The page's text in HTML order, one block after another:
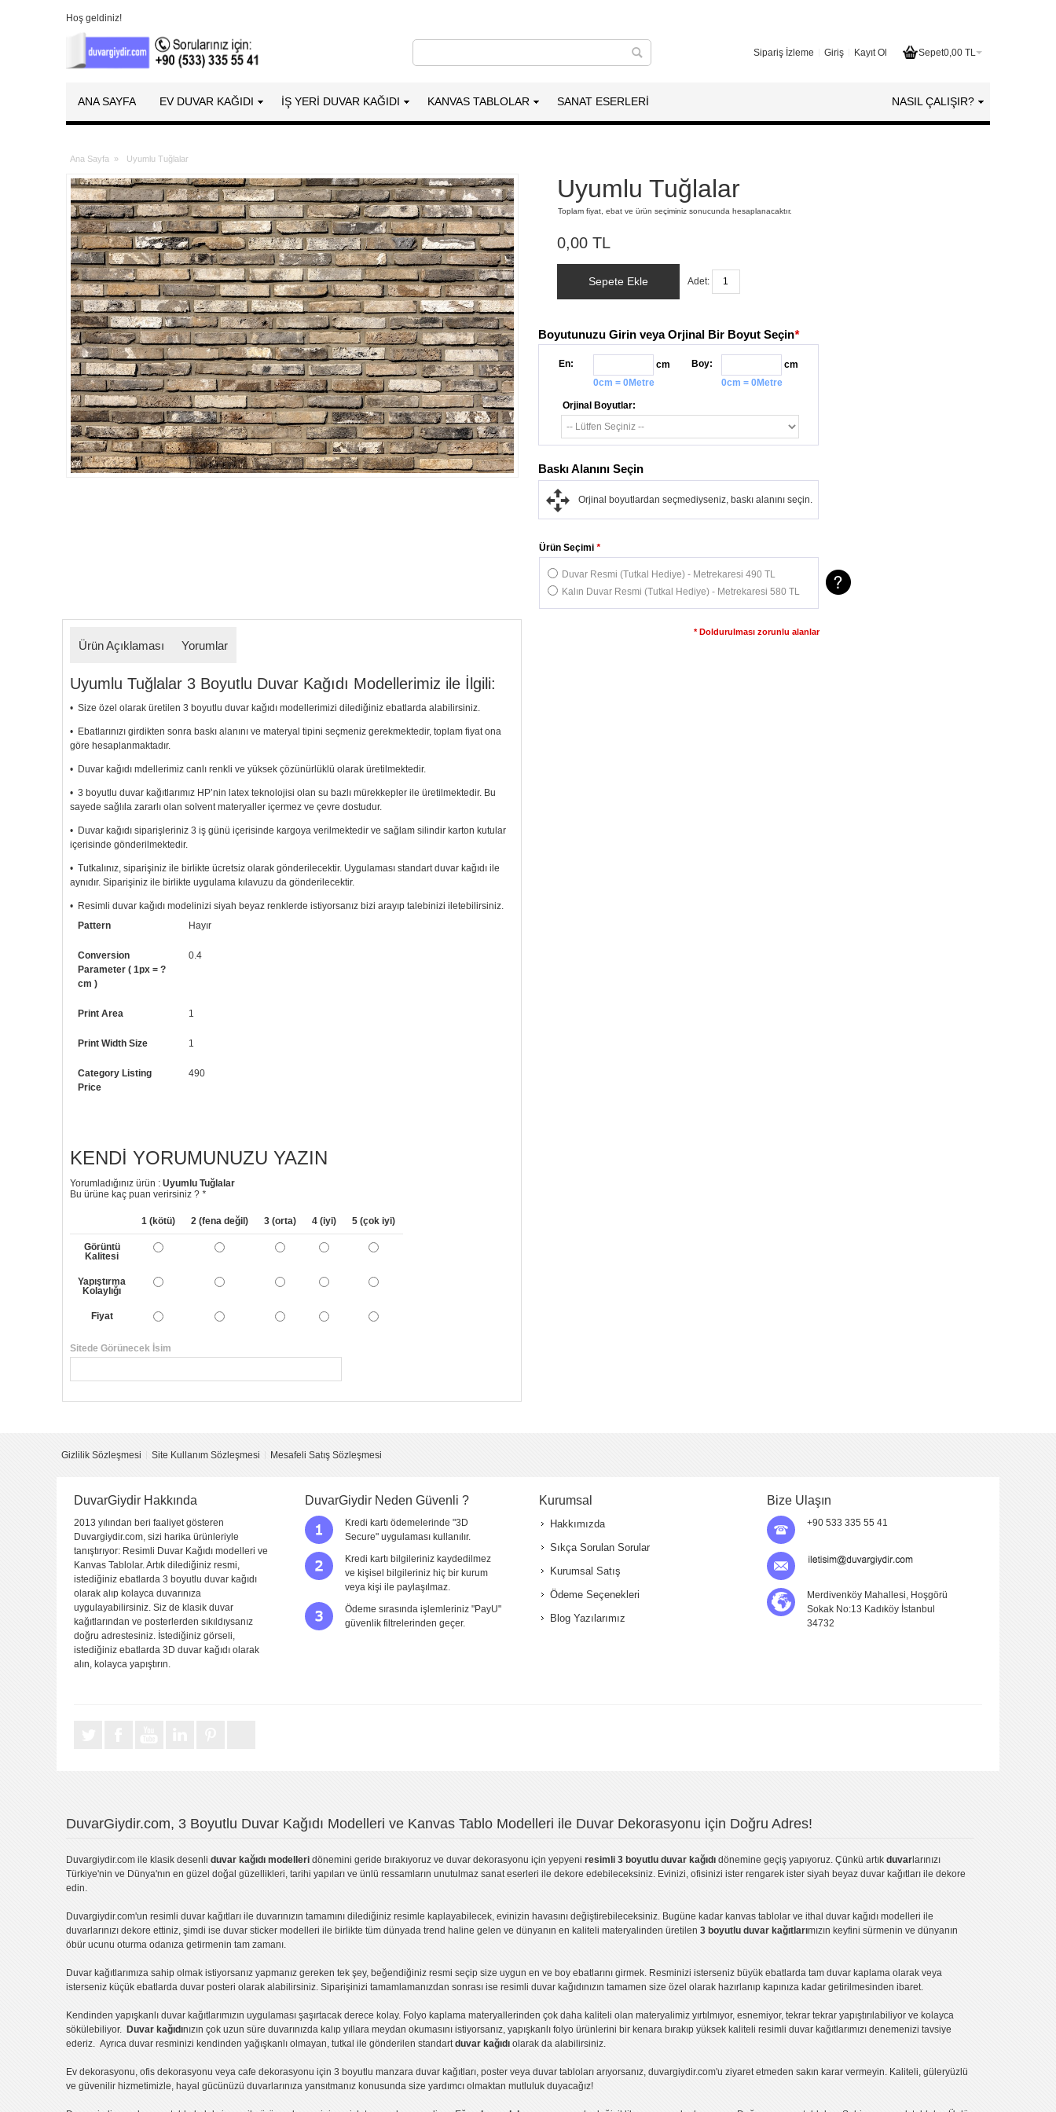
Hoş geldiniz!
Sepet0,00 TL
Sipariş İzleme Giriş Kayıt Ol
ANA SAYFA EV DUVAR KAĞIDI İŞ YERİ DUVAR KAĞIDI KANVAS TABLOLAR SANAT ESERLERI NASIL ÇALIŞIR?
Ana Sayfa » Uyumlu Tuğlalar
Uyumlu Tuğlalar
Toplam fiyat, ebat ve ürün seçiminiz sonucunda hesaplanacaktır.
0,00 TL
Sepete Ekle Adet:
Boyutunuzu Girin veya Orjinal Bir Boyut Seçin*
En:
cm
0cm = 0Metre
Boy:
cm
0cm = 0Metre
Orjinal Boyutlar:
*
Ürün Seçimi
Duvar Resmi (Tutkal Hediye) - Metrekaresi 490 TL
Kalın Duvar Resmi (Tutkal Hediye) - Metrekaresi 580 TL
* Doldurulması zorunlu alanlar
Baskı Alanını Seçin
Orjinal boyutlardan seçmediyseniz, baskı alanını seçin.
Ürün Açıklaması Yorumlar
Uyumlu Tuğlalar 3 Boyutlu Duvar Kağıdı Modellerimiz ile İlgili:
• Size özel olarak üretilen 3 boyutlu duvar kağıdı modellerimizi dilediğiniz ebatlarda alabilirsiniz.
• Ebatlarınızı girdikten sonra baskı alanını ve materyal tipini seçmeniz gerekmektedir, toplam fiyat ona
göre hesaplanmaktadır.
• Duvar kağıdı mdellerimiz canlı renkli ve yüksek çözünürlüklü olarak üretilmektedir.
• 3 boyutlu duvar kağıtlarımız HP’nin latex teknolojisi olan su bazlı mürekkepler ile üretilmektedir. Bu
sayede sağlıla zararlı olan solvent materyaller içermez ve çevre dostudur.
• Duvar kağıdı siparişleriniz 3 iş günü içerisinde kargoya verilmektedir ve sağlam silindir karton kutular
içerisinde gönderilmektedir.
• Tutkalınız, siparişiniz ile birlikte ücretsiz olarak gönderilecektir. Uygulaması standart duvar kağıdı ile
aynıdır. Siparişiniz ile birlikte uygulama kılavuzu da gönderilecektir.
• Resimli duvar kağıdı modelinizi siyah beyaz renklerde istiyorsanız bizi arayıp talebinizi iletebilirsiniz.
• Görselde düzenleme yaptırmak istiyorsanız yine bize telefon numaramızdan ulaşabilirsiniz.
Pattern Hayır
Conversion
Parameter ( 1px = ?
cm )
0.4
Print Area 1
Print Width Size 1
Category Listing
Price
490
KENDI YORUMUNUZU YAZIN
Yorumladığınız ürün :Uyumlu Tuğlalar
Bu ürüne kaç puan verirsiniz ?*
1 (kötü) 2 (fena değil) 3 (orta) 4 (iyi) 5 (çok iyi)
Görüntü
Kalitesi
Yapıştırma
Kolaylığı
Fiyat
Sitede Görünecek İsim
Yorumu Gönder
Gizlilik Sözleşmesi Site Kullanım Sözleşmesi Mesafeli Satış Sözleşmesi
DuvarGiydir Hakkında
2013 yılından beri faaliyet gösteren
Duvargiydir.com, sizi harika ürünleriyle
tanıştırıyor: Resimli Duvar Kağıdı modelleri ve
Kanvas Tablolar. Artık dilediğiniz resmi,
istediğiniz ebatlarda 3 boyutlu duvar kağıdı
olarak alıp kolayca duvarınıza
uygulayabilirsiniz. Siz de klasik duvar
kağıtlarından ve posterlerden sıkıldıysanız
doğru adrestesiniz. İstediğiniz görseli,
istediğiniz ebatlarda 3D duvar kağıdı olarak
alın, kolayca yapıştırın.
DuvarGiydir Neden Güvenli ?
Kredi kartı ödemelerinde "3D
Secure" uygulaması kullanılır.
Kredi kartı bilgileriniz kaydedilmez
ve kişisel bilgileriniz hiç bir kurum
veya kişi ile paylaşılmaz.
Ödeme sırasında işlemleriniz "PayU"
güvenlik filtrelerinden geçer.
Kurumsal
Hakkımızda
Sıkça Sorulan Sorular
Kurumsal Satış
Ödeme Seçenekleri
Blog Yazılarımız
Bize Ulaşın
+90 533 335 55 41
Merdivenköy Mahallesi, Hoşgörü
Sokak No:13 Kadıköy İstanbul
34732
DuvarGiydir.com, 3 Boyutlu Duvar Kağıdı Modelleri ve Kanvas Tablo Modelleri ile Duvar Dekorasyonu için Doğru Adres!
Duvargiydir.com ile klasik desenli duvar kağıdı modelleri dönemini geride bırakıyoruz ve duvar dekorasyonu için yepyeni resimli 3 boyutlu duvar kağıdı dönemine geçiş yapıyoruz. Çünkü artık duvar larınızı
Türkiye'nin ve Dünya'nın en güzel doğal güzellikleri, tarihi yapıları ve ünlü ressamların unutulmaz sanat eserleri ile dekore edebileceksiniz. Evinizi, ofisinizi ister rengarek ister siyah beyaz duvar kağıtları ile dekore
edin.
Duvargiydir.com'un resimli duvar kağıtları ile duvarınızın tamamını dilediğiniz resimle kaplayabilecek, evinizin havasını değiştirebileceksiniz. Bugüne kadar kanvas tablo lar ve ithal duvar kağıdı modelleri ile
duvarlarınızı dekore ettiniz, şimdi ise duvar sticker modelleri ile birlikte tüm dünyada trend haline gelen ve dünyanın en kaliteli materyalinden üretilen 3 boyutlu duvar kağıtlarımızın keyfini sürmenin ve dünyanın
öbür ucunu oturma odanıza getirmenin tam zamanı.
Duvar kağıtlarımıza sahip olmak istiyorsanız yapmanız gereken tek şey, beğendiğiniz resmi seçip size uygun en ve boy ebatlarını girmek. Resminizi isterseniz büyük ebatlarda tam duvar kaplama olarak veya
isterseniz küçük ebatlarda duvar posteri olarak alabilirsiniz. Siparişinizi tamamlamanızdan sonrası ise resimli duvar kağıdınızın tamamen size özel olarak hazırlanıp kapınıza kadar getirilmesinden ibaret.
Kendinden yapışkanlı duvar kağıtlarımızın uygulaması şaşırtacak derece kolay. Folyo kaplama materyallerinden çok daha kaliteli olan materyalimiz yırtılmıyor, esnemiyor, tekrar tekrar yapıştırılabiliyor ve kolayca
sökülebiliyor. Duvar kağıdınızın çok uzun süre duvarınızda kalıp yıllara meydan okumasını istiyorsanız, yapışkanlı folyo ürünlerini bir kenara bırakıp yüksek kaliteli resimli duvar kağıtlarımızı denemenizi tavsiye
ederiz. Ayrıca duvar resminizi kendinden yağışkanlı olmayan, tutkal ile gönderilen standartduvar kağıdı olarak da alabilirsiniz.
Ev dekorasyonu, ofis dekorasyonu veya cafe dekorasyonu için 3 boyutlu manzara duvar kağıtları, poster veya duvar tabloları arıyorsanız, duvargiydir.com'u ziyaret etmeden sakın karar vermeyin. Kaliteli, güleryüzlü
ve güvenilir hizmetimizle, hayal gücünüzü duvarlarınıza yansıtmanız konusunda size yardımcı olmaktan mutluluk duyacağız!